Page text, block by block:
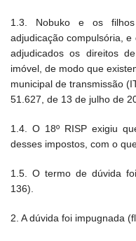
1.3. Nobuko e os
adjudicação compulsória,
adjudicados os direitos
imóvel, de modo que
municipal de transmissão
51.627, de 13 de julho de
1.4. O 18º RISP exigiu
desses impostos, com o
1.5. O termo de dúvida
136).
2. A dúvida foi impugnada